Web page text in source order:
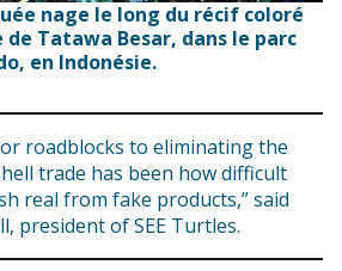
nage le long du récif coloré
Tatawa Besar, dans le parc
en Indonésie.
roadblocks to eliminating the
trade has been how difficult
real from fake products,” said
president of SEE Turtles.